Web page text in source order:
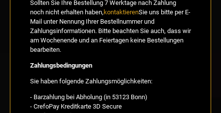
Sollten Sie Ihre Bestellung 7 Werktage nach Zahlung
noch nicht erhalten haben, kontaktierenSie uns bitte per E-
Mail unter Nennung Ihrer Bestellnummer und
Zahlungsinformationen. Bitte beachten Sie auch, dass wir
am Wochenende und an Feiertagen keine Bestellungen
bearbeiten.
Zahlungsbedingungen
Sie haben folgende Zahlungsmöglichkeiten:
- Barzahlung bei Abholung (in 53123 Bonn)
- CrefoPay Kreditkarte 3D Secure